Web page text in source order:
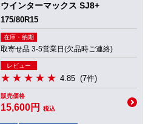
ウインターマックス SJ8+
175/80R15
在庫・納期
取寄せ品 3-5営業日(欠品時ご連絡)
レビュー
4.85 (7件)
販売価格
15,600円 税込